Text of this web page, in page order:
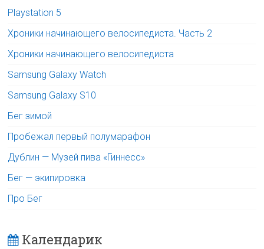
Playstation 5
Хроники начинающего велосипедиста. Часть 2
Хроники начинающего велосипедиста
Samsung Galaxy Watch
Samsung Galaxy S10
Бег зимой
Пробежал первый полумарафон
Дублин — Музей пива «Гиннесс»
Бег — экипировка
Про Бег
Календарик